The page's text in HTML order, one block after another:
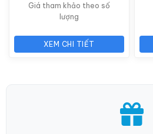
Giá tham khảo theo số
lượng
XEM CHI TIẾT